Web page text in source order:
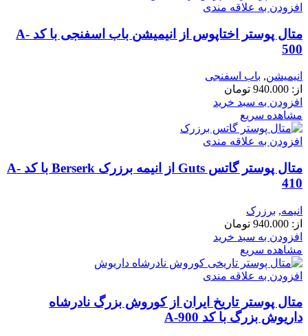
افزودن به علاقه مندی
متال پوستر اختاپوس از انیمیشن باب اسفنجی با کد A-
500
انیمیشن, باب اسفنجی
از: 940.000 تومان
افزودن به سبد خرید
مشاهده سریع
افزودن به علاقه مندی
متال پوستر گاتس Guts از انیمه برزرک Berserk با کد A-
410
انیمه, برزرک
از: 940.000 تومان
افزودن به سبد خرید
مشاهده سریع
افزودن به علاقه مندی
متال پوستر تاریخ ایران از کوروش بزرگ نادرشاه
داریوش بزرگ با کد A-900